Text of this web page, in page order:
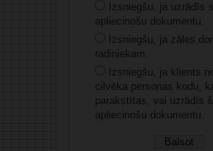
Izsniegšu, ja uzrādīs
apliecinošu dokumentu.
Izsniegšu, ja zāles
radiniekam.
Izsniegšu, ja klients
cilvēka personas kodu,
parakstītas, vai uzrādīs
apliecinošu dokumentu.